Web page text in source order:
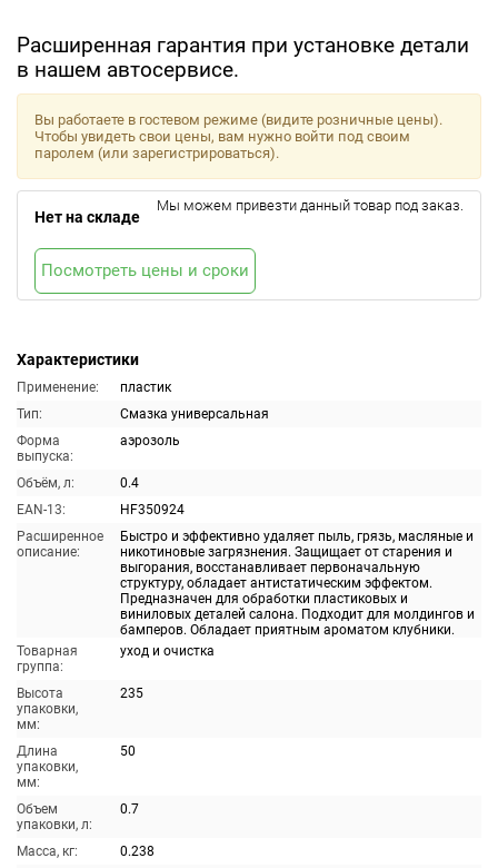
Расширенная гарантия при установке детали
в нашем автосервисе.
Характеристики
Применение:
пластик
Тип:
Смазка универсальная
Форма
выпуска:
аэрозоль
Объём, л:
0.4
EAN-13:
HF350924
Расширенное
описание:
Быстро и эффективно удаляет пыль, грязь, масляные и
никотиновые загрязнения. Защищает от старения и
выгорания, восстанавливает первоначальную
структуру, обладает антистатическим эффектом.
Предназначен для обработки пластиковых и
виниловых деталей салона. Подходит для молдингов и
бамперов. Обладает приятным ароматом клубники.
Товарная
группа:
уход и очистка
Высота
упаковки,
мм:
235
Длина
упаковки,
мм:
50
Объем
упаковки, л:
0.7
Масса, кг:
0.238
Вы работаете в гостевом режиме (видите розничные цены).
Чтобы увидеть свои цены, вам нужно войти под своим
паролем (или зарегистрироваться).
Нет на складе
Мы можем привезти данный товар под заказ.
Посмотреть цены и сроки